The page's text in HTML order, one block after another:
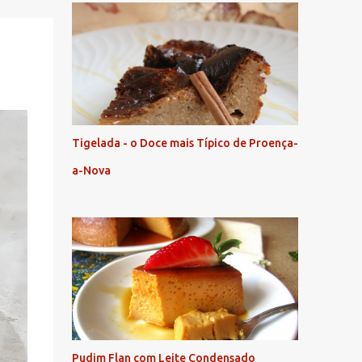
Tigelada - o Doce mais Típico de Proença-
a-Nova
Pudim Flan com Leite Condensado